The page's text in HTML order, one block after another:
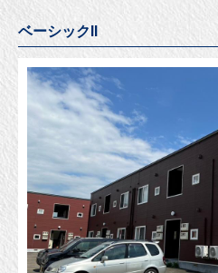
ベーシックⅡ